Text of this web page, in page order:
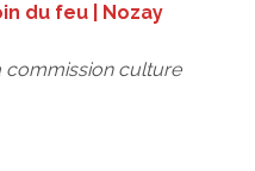
du feu | Nozay
commission culture